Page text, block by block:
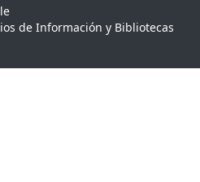
de Información y Bibliotecas